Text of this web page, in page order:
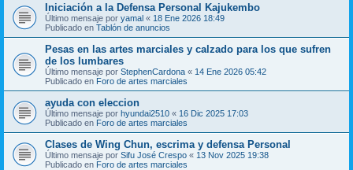
Iniciación a la Defensa Personal Kajukembo
Último mensaje por yamal « 18 Ene 2026 18:49
Publicado en Tablón de anuncios
Pesas en las artes marciales y calzado para los que sufren
de los lumbares
Último mensaje por StephenCardona « 14 Ene 2026 05:42
Publicado en Foro de artes marciales
ayuda con eleccion
Último mensaje por hyundai2510 « 16 Dic 2025 17:03
Publicado en Foro de artes marciales
Clases de Wing Chun, escrima y defensa Personal
Último mensaje por Sifu José Crespo « 13 Nov 2025 19:38
Publicado en Foro de artes marciales